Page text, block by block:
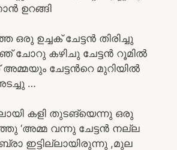
ഉറങ്ങി
ഒരു ഉച്ചക് ചേട്ടൻ തിരിച്ചു
ചോറു കഴിചു ചേട്ടൻ റൂമിൽ
ചേട്ടൻറെ മുറിയിൽ
…
കളി തുടങ്യെന്നു ഒരു
‘അമ്മ വന്നു ചേട്ടൻ നല്ല
ബ്രാ ഇട്ടില്ലായിരുന്നു ,മുല